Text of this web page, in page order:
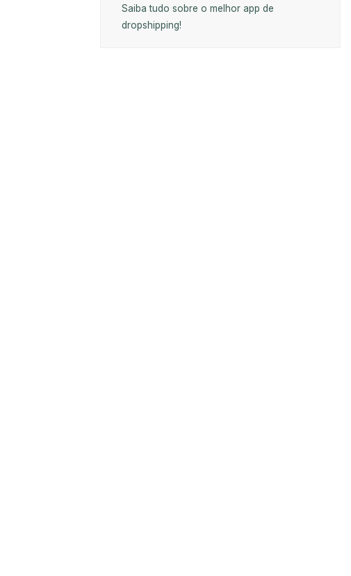
Saiba tudo sobre o melhor app de
dropshipping!